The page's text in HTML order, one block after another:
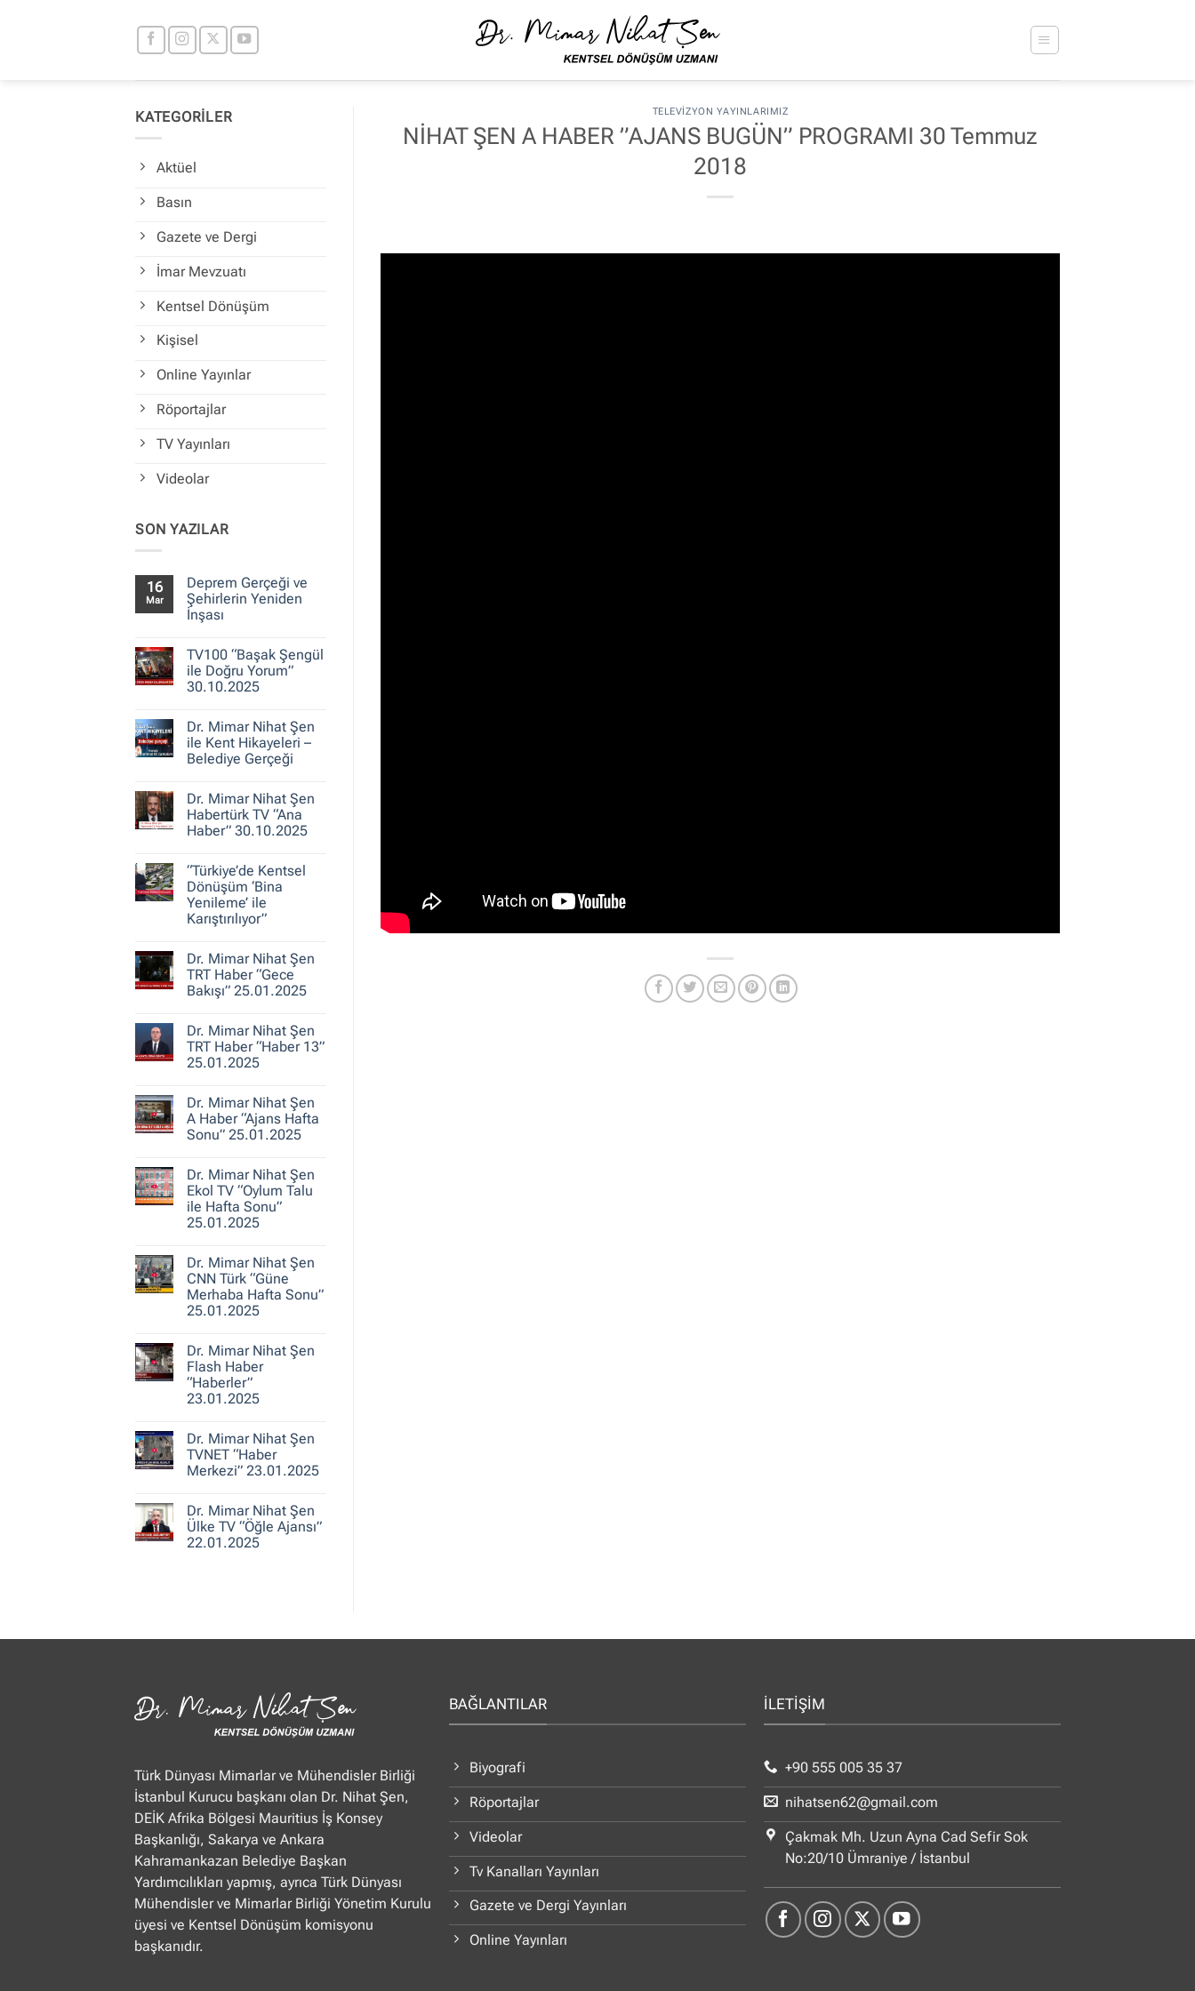
KATEGORİLER
Aktüel
Basın
Gazete ve Dergi
İmar Mevzuatı
Kentsel Dönüşüm
Kişisel
Online Yayınlar
Röportajlar
TV Yayınları
Videolar
SON YAZILAR
16
Mar
Deprem Gerçeği ve
Şehirlerin Yeniden
İnşası
Deprem
Gerçeği
ve
Şehirlerin
TV100 “Başak Şengül
ile Doğru Yorum”
30.10.2025
TV100
“Başak
Şengül
ile
30.10.2025
Dr. Mimar Nihat Şen
ile Kent Hikayeleri –
Belediye Gerçeği
Dr.
Mimar
Nihat
Şen
Hikayeleri
–
Belediye
Gerçeği
Dr. Mimar Nihat Şen
Habertürk TV “Ana
Haber” 30.10.2025
Dr.
Mimar
Nihat
Şen
Habertürk
Haber”
30.10.2025
“Türkiye’de Kentsel
Dönüşüm ‘Bina
Yenileme’ ile
Karıştırılıyor”
“Türkiye’de
Kentsel
Dönüşüm
‘Bina
Karıştırılıyor”
Dr. Mimar Nihat Şen
TRT Haber “Gece
Bakışı” 25.01.2025
Dr.
Mimar
Nihat
Şen
“Gece
Bakışı”
25.01.2025
Dr. Mimar Nihat Şen
TRT Haber “Haber 13”
25.01.2025
Dr.
Mimar
Nihat
Şen
“Haber
13”
25.01.2025
Dr. Mimar Nihat Şen
A Haber “Ajans Hafta
Sonu” 25.01.2025
Dr.
Mimar
Nihat
Şen
A
Hafta
Sonu”
25.01.2025
Dr. Mimar Nihat Şen
Ekol TV “Oylum Talu
ile Hafta Sonu”
25.01.2025
Dr.
Mimar
Nihat
Şen
Ekol
Talu
ile
Hafta
Sonu”
25.01.2025
Dr. Mimar Nihat Şen
CNN Türk “Güne
Merhaba Hafta Sonu”
25.01.2025
Dr.
Mimar
Nihat
Şen
CNN
Merhaba
Hafta
Sonu”
25.01.2025
Dr. Mimar Nihat Şen
Flash Haber
“Haberler”
23.01.2025
Dr.
Mimar
Nihat
Şen
“Haberler”
23.01.2025
Dr. Mimar Nihat Şen
TVNET “Haber
Merkezi” 23.01.2025
Dr.
Mimar
Nihat
Şen
Dr. Mimar Nihat Şen
Ülke TV “Öğle Ajansı”
22.01.2025
TV
TELEVIZYON YAYINLARIMIZ
NİHAT ŞEN A HABER ”AJANS BUGÜN” PROGRAMI 30 Temmuz
2018
Türk Dünyası Mimarlar ve Mühendisler Birliği
İstanbul Kurucu başkanı olan Dr. Nihat Şen,
DEİK Afrika Bölgesi Mauritius İş Konsey
Başkanlığı, Sakarya ve Ankara
Kahramankazan Belediye Başkan
Yardımcılıkları yapmış, ayrıca Türk Dünyası
Mühendisler ve Mimarlar Birliği Yönetim Kurulu
üyesi ve Kentsel Dönüşüm komisyonu
başkanıdır.
BAĞLANTILAR
Biyografi
Röportajlar
Videolar
Tv Kanalları Yayınları
Gazete ve Dergi Yayınları
Online Yayınları
İLETİŞİM
+90 555 005 35 37
nihatsen62@gmail.com
Çakmak Mh. Uzun Ayna Cad Sefir Sok
No:20/10 Ümraniye / İstanbul